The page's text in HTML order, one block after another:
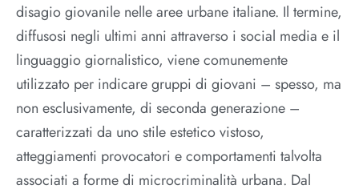
disagio giovanile nelle aree urbane italiane. Il termine,
diffusosi negli ultimi anni attraverso i social media e il
linguaggio giornalistico, viene comunemente
utilizzato per indicare gruppi di giovani – spesso, ma
non esclusivamente, di seconda generazione –
caratterizzati da uno stile estetico vistoso,
atteggiamenti provocatori e comportamenti talvolta
associati a forme di microcriminalità urbana. Dal